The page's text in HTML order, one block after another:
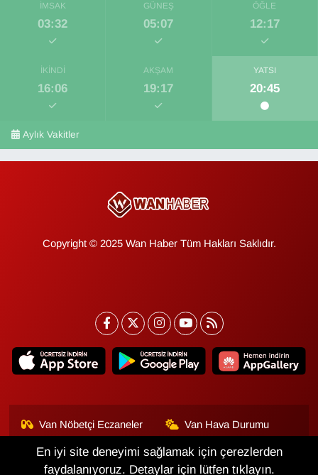
İMSAK
03:32
GÜNEŞ
05:07
ÖĞLE
12:17
İKINDI
16:06
AKŞAM
19:17
YATSI
20:45
Aylık Vakitler
Copyright © 2025 Wan Haber Tüm Hakları Saklıdır.
Van Nöbetçi Eczaneler Van Hava Durumu
Van Namaz Vakitleri
Van Trafik Yoğunluk
Haritası
En iyi site deneyimi sağlamak için çerezlerden
faydalanıyoruz. Detaylar için lütfen tıklayın.